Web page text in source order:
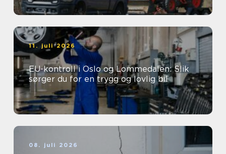
11. juli 2026
EU-kontroll i Oslo og Lommedalen: Slik
sørger du for en trygg og lovlig bil
08. juli 2026